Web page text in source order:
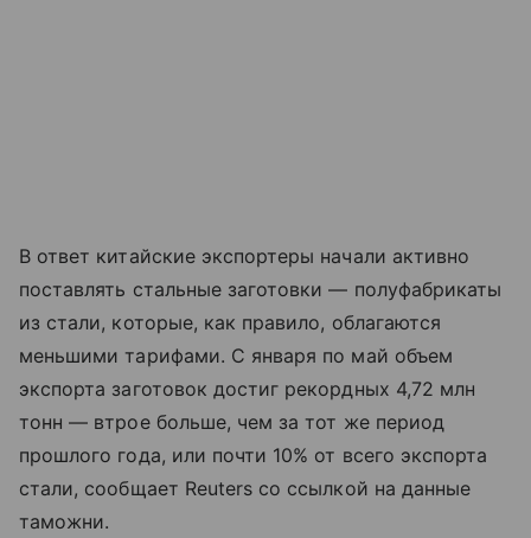
В ответ китайские экспортеры начали активно
поставлять стальные заготовки — полуфабрикаты
из стали, которые, как правило, облагаются
меньшими тарифами. С января по май объем
экспорта заготовок достиг рекордных 4,72 млн
тонн — втрое больше, чем за тот же период
прошлого года, или почти 10% от всего экспорта
стали, сообщает Reuters со ссылкой на данные
таможни.